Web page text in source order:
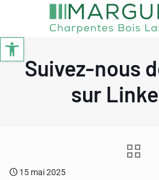
Ouvrir la barre d’outils
Suivez-nous
sur
15 mai 2025